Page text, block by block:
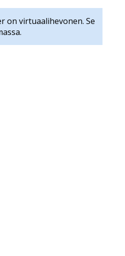
on virtuaalihevonen. Se